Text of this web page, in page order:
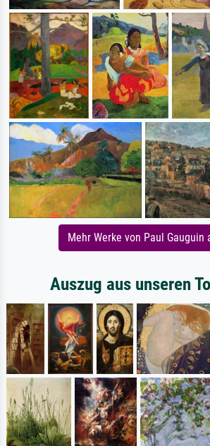
Mehr Werke von Paul Gauguin
Auszug aus unseren